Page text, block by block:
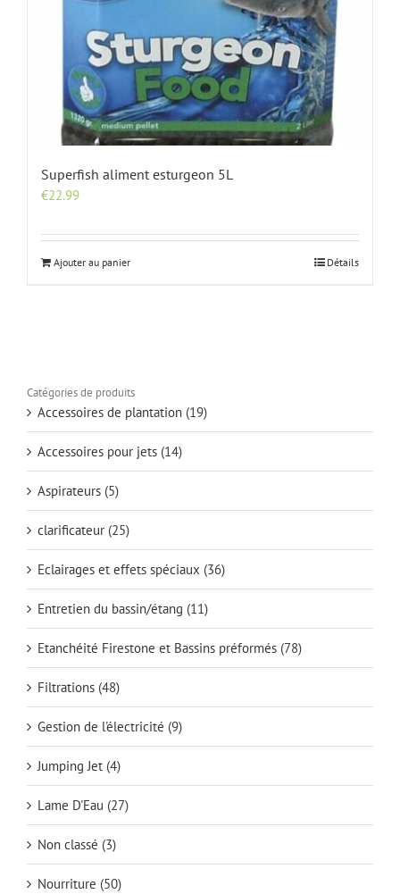
Superfish aliment esturgeon 5L
€22.99
Ajouter au panier Détails
Catégories de produits
Accessoires de plantation (19)
Accessoires pour jets (14)
Aspirateurs (5)
clarificateur (25)
Eclairages et effets spéciaux (36)
Entretien du bassin/étang (11)
Etanchéité Firestone et Bassins préformés (78)
Filtrations (48)
Gestion de l'électricité (9)
Jumping Jet (4)
Lame D'Eau (27)
Non classé (3)
Nourriture (50)